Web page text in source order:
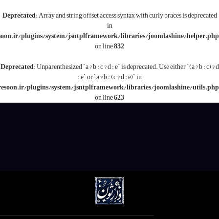
Deprecated: Array and string offset access syntax with
/www/wwwroot/varesoon.ir/plugins/system/jsntplframework/libraries/
Deprecated: Unparenthesized `a ? b : c ? d : e` is
/www/wwwroot/varesoon.ir/plugins/system/jsntplframework/